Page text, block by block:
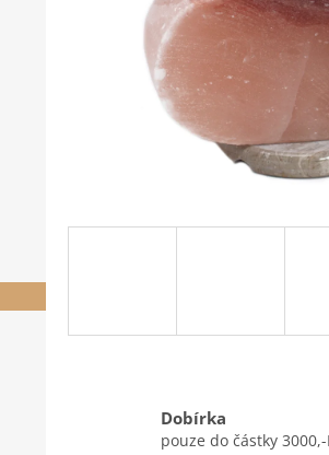
Dobírka
pouze do částky 3000,-